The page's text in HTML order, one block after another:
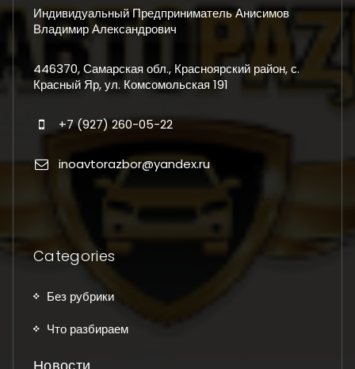
Индивидуальный Предприниматель Анисимов
Владимир Александрович
446370, Самарская обл., Красноярский район, с.
Красный Яр, ул. Комсомольская 191
+7 (927) 260-05-22
inoavtorazbor@yandex.ru
Categories
Без рубрики
Что разбираем